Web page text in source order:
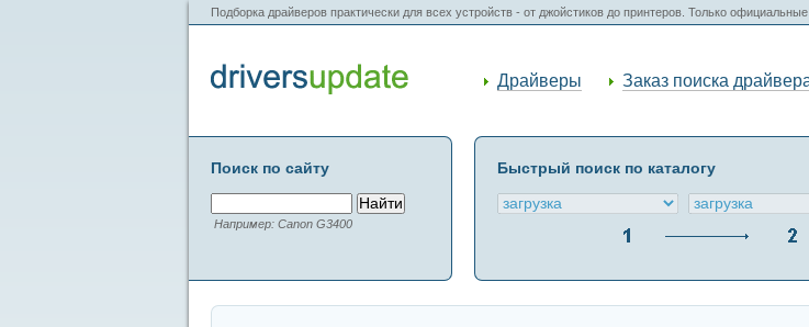
Подборка драйверов практически для всех устройств - от джойстиков до принтеров. Только
Драйверы Заказ поиска
Поиск по сайту
Например: Canon G3400
Быстрый поиск по каталогу